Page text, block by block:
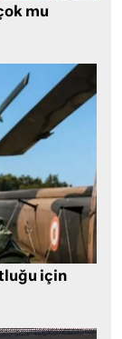
mu
için